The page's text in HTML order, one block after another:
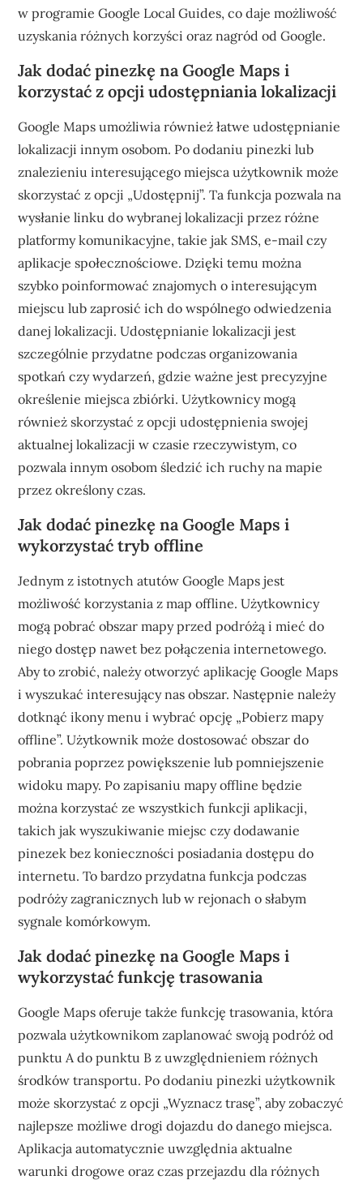
w programie Google Local Guides, co daje możliwość
uzyskania różnych korzyści oraz nagród od Google.
Jak dodać pinezkę na Google Maps i
korzystać z opcji udostępniania lokalizacji
Google Maps umożliwia również łatwe udostępnianie
lokalizacji innym osobom. Po dodaniu pinezki lub
znalezieniu interesującego miejsca użytkownik może
skorzystać z opcji „Udostępnij”. Ta funkcja pozwala na
wysłanie linku do wybranej lokalizacji przez różne
platformy komunikacyjne, takie jak SMS, e-mail czy
aplikacje społecznościowe. Dzięki temu można
szybko poinformować znajomych o interesującym
miejscu lub zaprosić ich do wspólnego odwiedzenia
danej lokalizacji. Udostępnianie lokalizacji jest
szczególnie przydatne podczas organizowania
spotkań czy wydarzeń, gdzie ważne jest precyzyjne
określenie miejsca zbiórki. Użytkownicy mogą
również skorzystać z opcji udostępnienia swojej
aktualnej lokalizacji w czasie rzeczywistym, co
pozwala innym osobom śledzić ich ruchy na mapie
przez określony czas.
Jak dodać pinezkę na Google Maps i
wykorzystać tryb offline
Jednym z istotnych atutów Google Maps jest
możliwość korzystania z map offline. Użytkownicy
mogą pobrać obszar mapy przed podróżą i mieć do
niego dostęp nawet bez połączenia internetowego.
Aby to zrobić, należy otworzyć aplikację Google Maps
i wyszukać interesujący nas obszar. Następnie należy
dotknąć ikony menu i wybrać opcję „Pobierz mapy
offline”. Użytkownik może dostosować obszar do
pobrania poprzez powiększenie lub pomniejszenie
widoku mapy. Po zapisaniu mapy offline będzie
można korzystać ze wszystkich funkcji aplikacji,
takich jak wyszukiwanie miejsc czy dodawanie
pinezek bez konieczności posiadania dostępu do
internetu. To bardzo przydatna funkcja podczas
podróży zagranicznych lub w rejonach o słabym
sygnale komórkowym.
Jak dodać pinezkę na Google Maps i
wykorzystać funkcję trasowania
Google Maps oferuje także funkcję trasowania, która
pozwala użytkownikom zaplanować swoją podróż od
punktu A do punktu B z uwzględnieniem różnych
środków transportu. Po dodaniu pinezki użytkownik
może skorzystać z opcji „Wyznacz trasę”, aby zobaczyć
najlepsze możliwe drogi dojazdu do danego miejsca.
Aplikacja automatycznie uwzględnia aktualne
warunki drogowe oraz czas przejazdu dla różnych